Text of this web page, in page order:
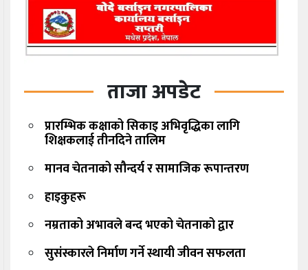
ताजा अपडेट
प्रारम्भिक कक्षाको सिकाइ अभिवृद्धिका लागि
शिक्षकलाई तीनदिने तालिम
मानव चेतनाको सौन्दर्य र सामाजिक रूपान्तरण
हाइकुहरू
नम्रताको अभावले बन्द भएको चेतनाको द्वार
सुसंस्कारले निर्माण गर्ने स्थायी जीवन सफलता